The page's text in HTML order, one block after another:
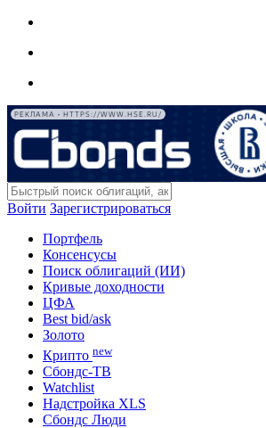
РЕКЛАМА • HTTPS://WWW.HSE.RU/
Войти Зарегистрироваться
Портфель
Консенсусы
Поиск облигаций (ИИ)
Кривые доходности
ЦФА
Best bid/ask
Золото
Крипто new
Сбондс-ТВ
Watchlist
Надстройка XLS
Сбондс Люди